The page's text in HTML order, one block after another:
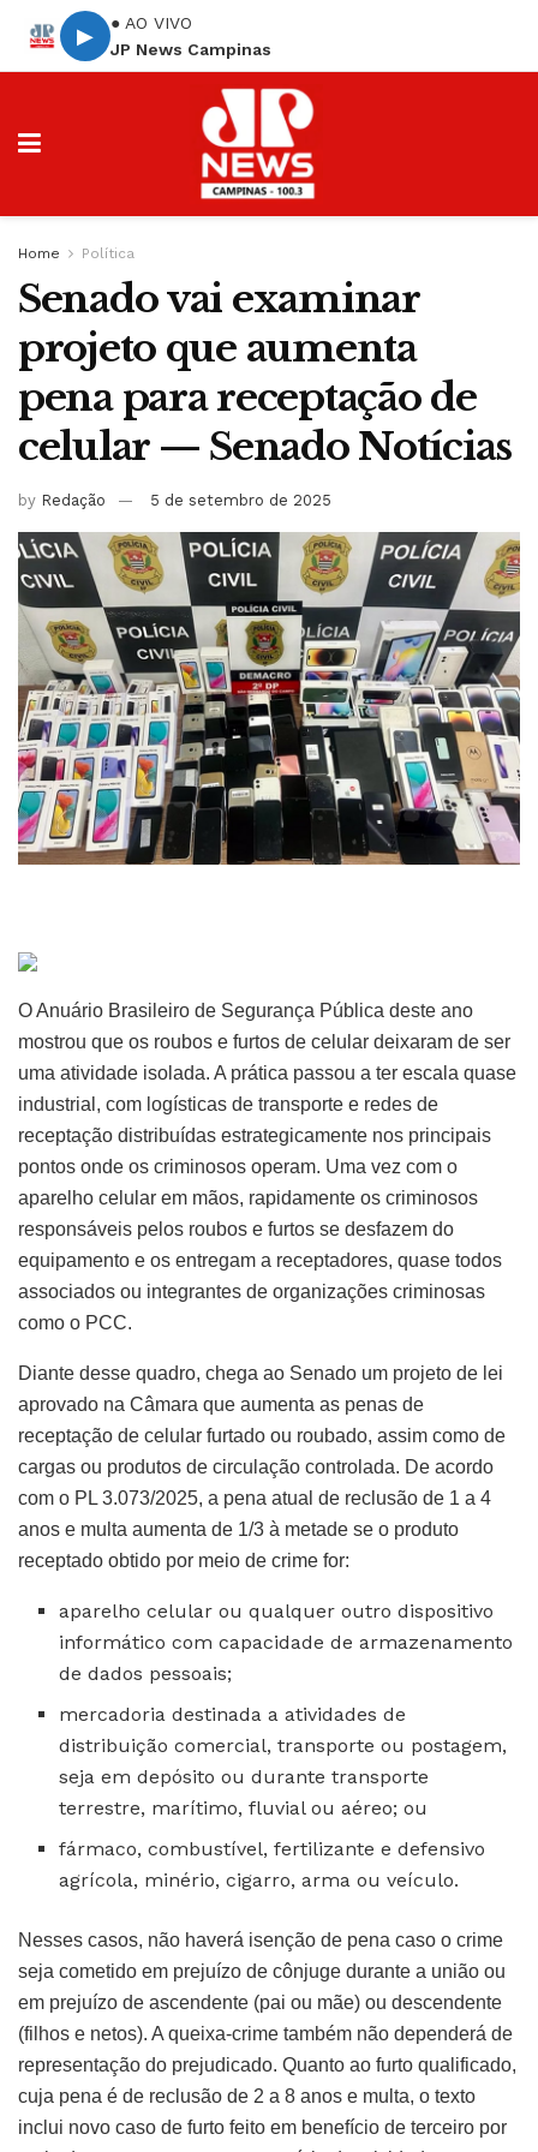
▶
● AO VIVO
JP News Campinas
Home Política
Senado vai examinar
projeto que aumenta
pena para receptação de
celular — Senado Notícias
by Redação 5 de setembro de 2025
O Anuário Brasileiro de Segurança Pública deste ano
mostrou que os roubos e furtos de celular deixaram de ser
uma atividade isolada. A prática passou a ter escala quase
industrial, com logísticas de transporte e redes de
receptação distribuídas estrategicamente nos principais
pontos onde os criminosos operam. Uma vez com o
aparelho celular em mãos, rapidamente os criminosos
responsáveis pelos roubos e furtos se desfazem do
equipamento e os entregam a receptadores, quase todos
associados ou integrantes de organizações criminosas
como o PCC.
Diante desse quadro, chega ao Senado um projeto de lei
aprovado na Câmara que aumenta as penas de
receptação de celular furtado ou roubado, assim como de
cargas ou produtos de circulação controlada. De acordo
com o PL 3.073/2025, a pena atual de reclusão de 1 a 4
anos e multa aumenta de 1/3 à metade se o produto
receptado obtido por meio de crime for:
aparelho celular ou qualquer outro dispositivo
informático com capacidade de armazenamento
de dados pessoais;
mercadoria destinada a atividades de
distribuição comercial, transporte ou postagem,
seja em depósito ou durante transporte
terrestre, marítimo, fluvial ou aéreo; ou
fármaco, combustível, fertilizante e defensivo
agrícola, minério, cigarro, arma ou veículo.
Nesses casos, não haverá isenção de pena caso o crime
seja cometido em prejuízo de cônjuge durante a união ou
em prejuízo de ascendente (pai ou mãe) ou descendente
(filhos e netos). A queixa-crime também não dependerá de
representação do prejudicado. Quanto ao furto qualificado,
cuja pena é de reclusão de 2 a 8 anos e multa, o texto
inclui novo caso de furto feito em benefício de terceiro por